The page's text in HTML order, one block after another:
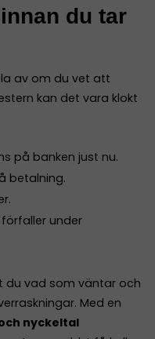
du tar
av om du vet att
kan det vara klokt
på banken just nu.
betalning.
under
du vad som väntar och
Med en
nyckeltal